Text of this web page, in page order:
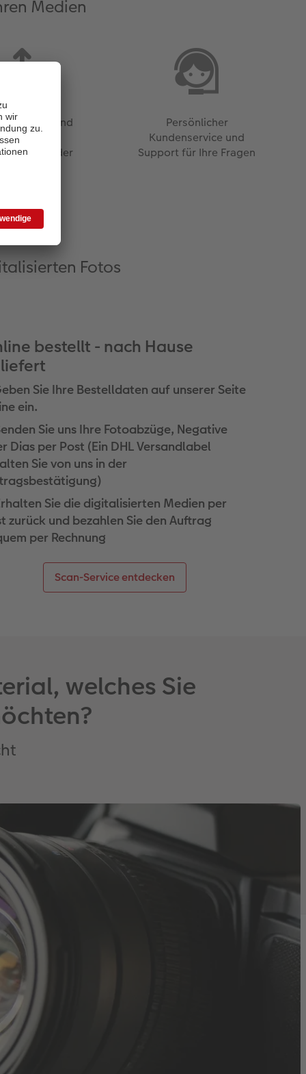
Medien
Teilen und
der
Bilder
Persönlicher
Kundenservice und
Support für Ihre Fragen
Fotos
bestellt - nach Hause
Sie Ihre Bestelldaten auf unserer Seite
ein.
Sie uns Ihre Fotoabzüge, Negative
Dias per Post (Ein DHL Versandlabel
Sie von uns in der
Sie die digitalisierten Medien per
zurück und bezahlen Sie den Auftrag
per Rechnung
Scan-Service entdecken
welches Sie